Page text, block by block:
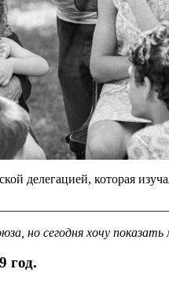
делегацией, которая
но сегодня хочу
год.